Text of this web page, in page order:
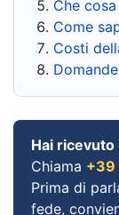
Che
Come
Costi
Hai
Chiama +39
Prima di
fede,